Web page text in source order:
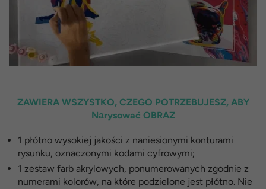
ZAWIERA WSZYSTKO, CZEGO POTRZEBUJESZ, ABY
Nаrysować OBRAZ
1 płótno wysokiej jakości z naniesionymi konturami
rysunku, oznaczonymi kodami cyfrowymi;
1 zestaw farb akrylowych, ponumerowanych zgodnie z
numerami kolorów, na które podzielone jest płótno. Nie